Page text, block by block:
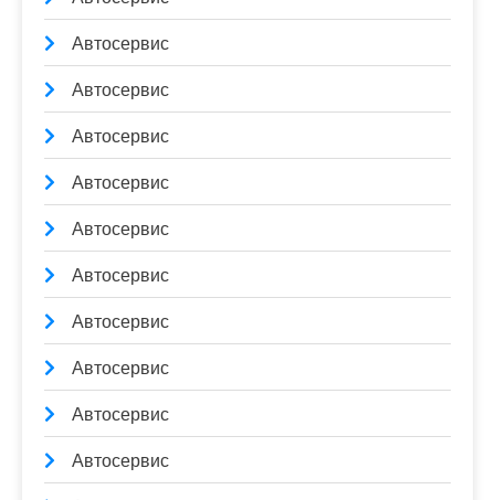
Автосервис
Автосервис
Автосервис
Автосервис
Автосервис
Автосервис
Автосервис
Автосервис
Автосервис
Автосервис